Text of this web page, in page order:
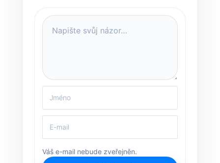
Váš e-mail nebude zveřejněn.